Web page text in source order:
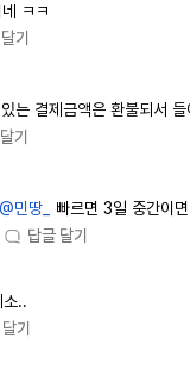
ㅋㅋ
기
는 결제금액은 환불되서
기
@민땅_
빠르면 3일 중간이
답글 달기
소..
기